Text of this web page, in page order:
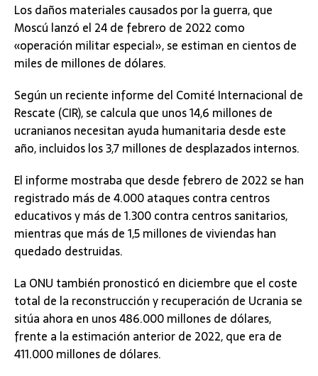
Los daños materiales causados por la guerra, que
Moscú lanzó el 24 de febrero de 2022 como
«operación militar especial», se estiman en cientos de
miles de millones de dólares.
Según un reciente informe del Comité Internacional de
Rescate (CIR), se calcula que unos 14,6 millones de
ucranianos necesitan ayuda humanitaria desde este
año, incluidos los 3,7 millones de desplazados internos.
El informe mostraba que desde febrero de 2022 se han
registrado más de 4.000 ataques contra centros
educativos y más de 1.300 contra centros sanitarios,
mientras que más de 1,5 millones de viviendas han
quedado destruidas.
La ONU también pronosticó en diciembre que el coste
total de la reconstrucción y recuperación de Ucrania se
sitúa ahora en unos 486.000 millones de dólares,
frente a la estimación anterior de 2022, que era de
411.000 millones de dólares.